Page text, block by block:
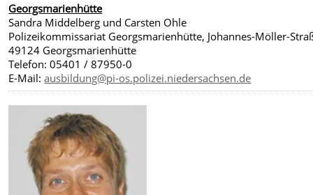
Georgsmarienhütte
Sandra Middelberg und Carsten Ohle
Polizeikommissariat Georgsmarienhütte, Johannes-Möller-
49124 Georgsmarienhütte
Telefon: 05401 / 87950-0
E-Mail:ausbildung@pi-os.polizei.niedersachsen.de